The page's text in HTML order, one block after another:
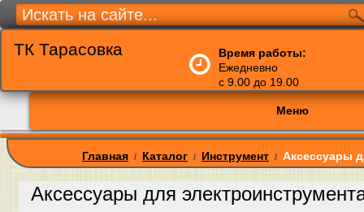
ТК Тарасовка
Время работы:
Ежедневно
с 9.00 до 19.00
Меню
Главная / Каталог / Инструмент / Аксессуары
Аксессуары для